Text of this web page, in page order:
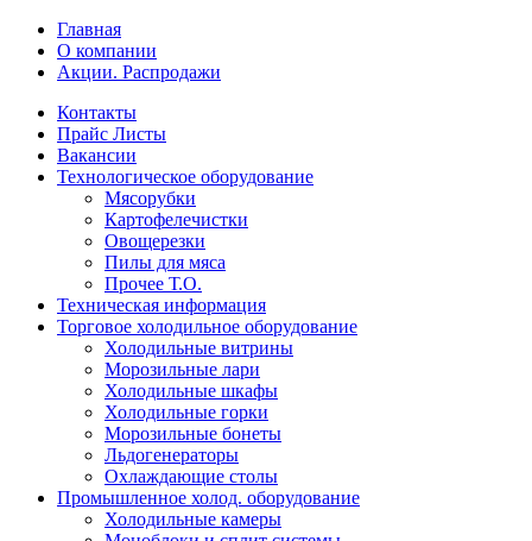
Главная
О компании
Акции. Распродажи
Контакты
Прайс Листы
Вакансии
Технологическое оборудование
Мясорубки
Картофелечистки
Овощерезки
Пилы для мяса
Прочее Т.О.
Техническая информация
Торговое холодильное оборудование
Холодильные витрины
Морозильные лари
Холодильные шкафы
Холодильные горки
Морозильные бонеты
Льдогенераторы
Охлаждающие столы
Промышленное холод. оборудование
Холодильные камеры